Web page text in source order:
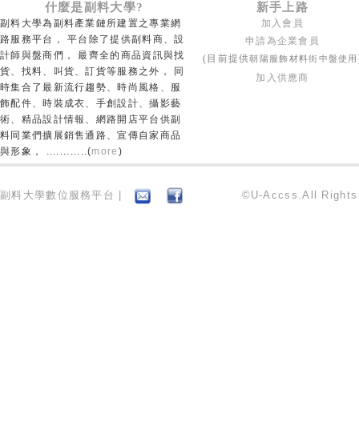
什麼是副料大學? 新手上路
副料大學為副料產業鏈所建置之專業網
路服務平台， 平台除了提供副料商、設
計師與盤商們， 最齊全的商品資訊與找
貨、找料、叫貨、訂貨等服務之外， 同
時集合了最新流行趨勢、時尚風格、服
飾配件、時裝成衣、手創設計、攝影藝
術、精品設計情報、網路開店平台供副
料同業們擴展銷售通路、宣傳自家商品
與形象， ............(more )
加入會員
申請為企業會員
(目前提供朝陽服飾材料街中盤使用
加入供應商
副料大學數位服務平台 | ©U-Accss.All Rights